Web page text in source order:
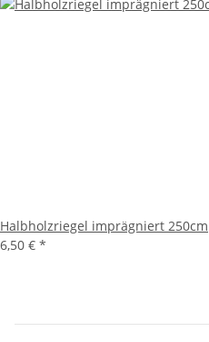
Halbholzriegel imprägniert 250cm
6,50 € *